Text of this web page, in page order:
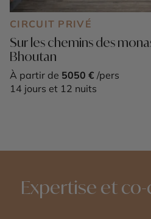
CIRCUIT PRIVÉ
Sur les chemins des
Bhoutan
À partir de 5050 € /pers
14 jours et 12 nuits
Expertise et